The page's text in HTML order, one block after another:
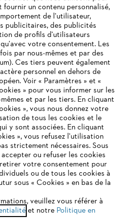
données
des cookies
INTERNET
EN CHARGE
Internet que nous ne prenons plus
de notre site ne
Pour une utilisation
vous recommandons de passer à
:
un contenu personnalisé,
de l'utilisateur,
publicitaires, des publicités
de profils d'utilisateurs
votre consentement. Les
par nous-mêmes et par des
Ces tiers peuvent également
personnel en dehors de
Voir « Paramètres » et «
» pour vous informer sur les
et par les tiers. En cliquant
», vous nous donnez votre
de tous les cookies et le
y sont associées. En cliquant
», vous refusez l'utilisation
strictement nécessaires. Sous
ou refuser les cookies
votre consentement pour
ou de tous les cookies à
sous « Cookies » en bas de la
veuillez vous référer à
et notre Politique en